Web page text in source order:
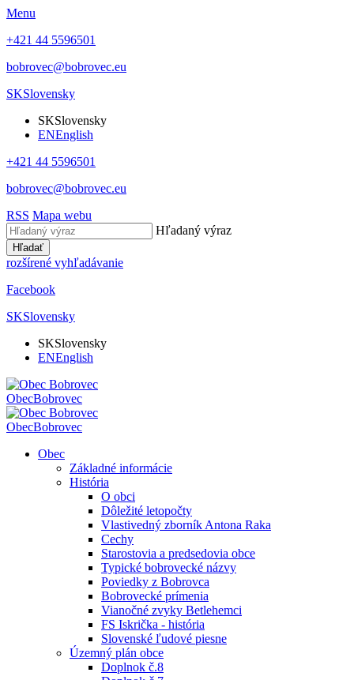
Menu
+421 44 5596501
bobrovec@bobrovec.eu
SKSlovensky
SKSlovensky
ENEnglish
+421 44 5596501
bobrovec@bobrovec.eu
RSS Mapa webu
Hľadaný výraz
Hľadať
rozšírené vyhľadávanie
Facebook
SKSlovensky
SKSlovensky
ENEnglish
ObecBobrovec
ObecBobrovec
Obec
Základné informácie
História
O obci
Dôležité letopočty
Vlastivedný zborník Antona Raka
Cechy
Starostovia a predsedovia obce
Typické bobrovecké názvy
Poviedky z Bobrovca
Bobrovecké prímenia
Vianočné zvyky Betlehemci
FS Iskrička - história
Slovenské ľudové piesne
Územný plán obce
Doplnok č.8